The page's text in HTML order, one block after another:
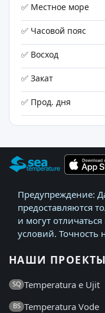
✅ Местное море
✅ Часовой пояс
✅ Восход
✅ Закат
✅ Прод. дня
Предупреждение:
предоставляются
и могут
условий. Точность
НАШИ
SQ Temperatura e Ujit
BS Temperatura Vode